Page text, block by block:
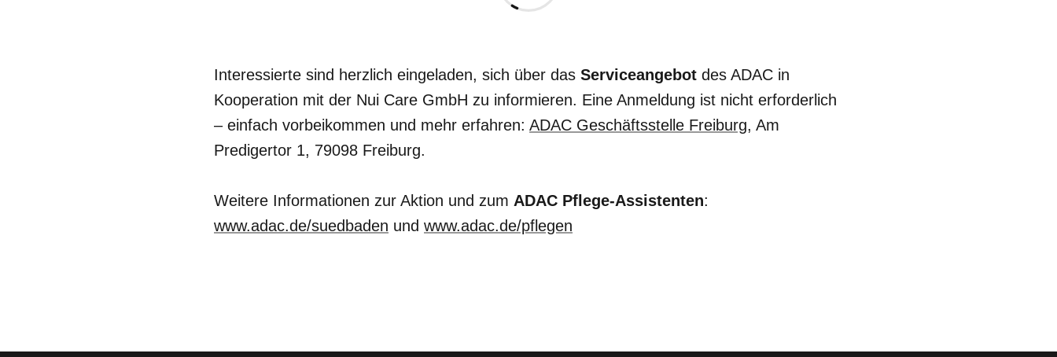
Interessierte sind herzlich eingeladen, sich über das Serviceangebot des ADAC in
Kooperation mit der Nui Care GmbH zu informieren. Eine Anmeldung ist nicht erforderlich
– einfach vorbeikommen und mehr erfahren: ADAC Geschäftsstelle Freiburg, Am
Predigertor 1, 79098 Freiburg.
Weitere Informationen zur Aktion und zum ADAC Pflege-Assistenten:
www.adac.de/suedbaden und www.adac.de/pflegen